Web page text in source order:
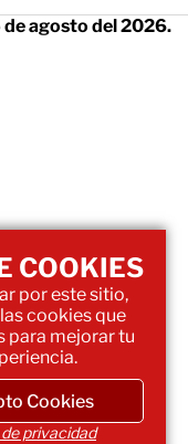
de agosto del 2026.
COOKIES
por este sitio,
cookies que
para mejorar tu
Cookies
privacidad